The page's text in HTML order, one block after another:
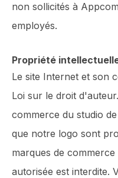
non sollicités à
employés.
Propriété
Le site Internet et son
Loi sur le droit
commerce du studio
que notre logo sont
marques de
autorisée est interdite.